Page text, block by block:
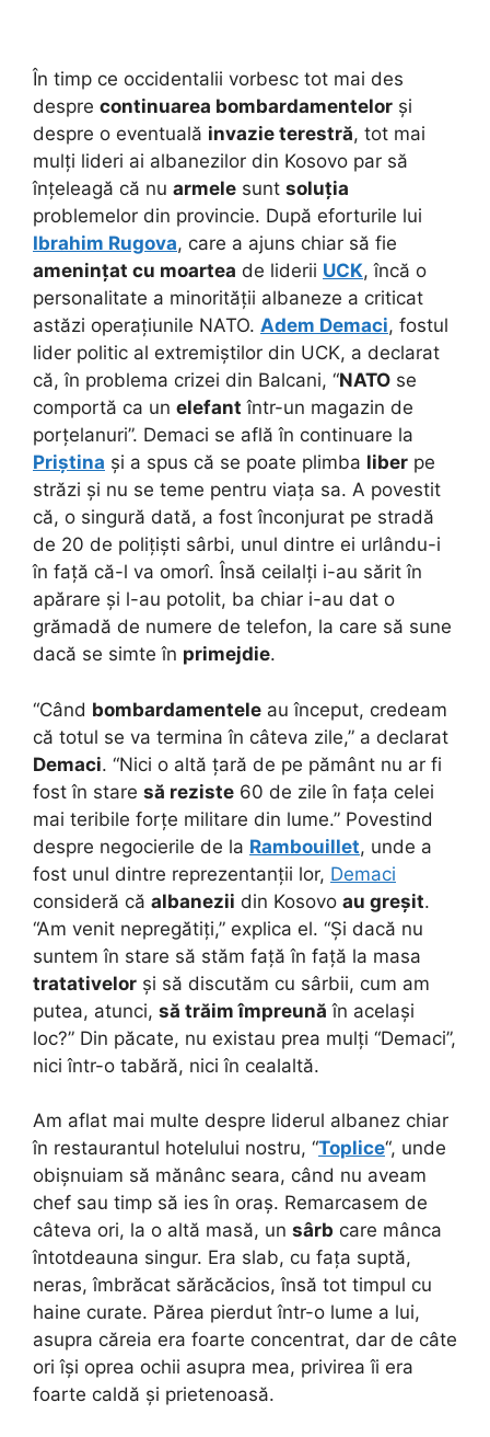
În timp ce occidentalii vorbesc tot mai des
despre continuarea bombardamentelor și
despre o eventuală invazie terestră, tot mai
mulți lideri ai albanezilor din Kosovo par să
înțeleagă că nu armele sunt soluția
problemelor din provincie. După eforturile lui
Ibrahim Rugova, care a ajuns chiar să fie
amenințat cu moartea de liderii UCK, încă o
personalitate a minorității albaneze a criticat
astăzi operațiunile NATO. Adem Demaci, fostul
lider politic al extremiștilor din UCK, a declarat
că, în problema crizei din Balcani, “NATO se
comportă ca un elefant într-un magazin de
porțelanuri”. Demaci se află în continuare la
Priștina și a spus că se poate plimba liber pe
străzi și nu se teme pentru viața sa. A povestit
că, o singură dată, a fost înconjurat pe stradă
de 20 de polițiști sârbi, unul dintre ei urlându-i
în față că-l va omorî. Însă ceilalți i-au sărit în
apărare și l-au potolit, ba chiar i-au dat o
grămadă de numere de telefon, la care să sune
dacă se simte în primejdie.
“Când bombardamentele au început, credeam
că totul se va termina în câteva zile,” a declarat
Demaci. “Nici o altă țară de pe pământ nu ar fi
fost în stare să reziste 60 de zile în fața celei
mai teribile forțe militare din lume.” Povestind
despre negocierile de la Rambouillet, unde a
fost unul dintre reprezentanții lor, Demaci
consideră că albanezii din Kosovo au greșit.
“Am venit nepregătiți,” explica el. “Și dacă nu
suntem în stare să stăm față în față la masa
tratativelor și să discutăm cu sârbii, cum am
putea, atunci, să trăim împreună în același
loc?” Din păcate, nu existau prea mulți “Demaci”,
nici într-o tabără, nici în cealaltă.
Am aflat mai multe despre liderul albanez chiar
în restaurantul hotelului nostru, “Toplice“, unde
obișnuiam să mănânc seara, când nu aveam
chef sau timp să ies în oraș. Remarcasem de
câteva ori, la o altă masă, un sârb care mânca
întotdeauna singur. Era slab, cu fața suptă,
neras, îmbrăcat sărăcăcios, însă tot timpul cu
haine curate. Părea pierdut într-o lume a lui,
asupra căreia era foarte concentrat, dar de câte
ori își oprea ochii asupra mea, privirea îi era
foarte caldă și prietenoasă.